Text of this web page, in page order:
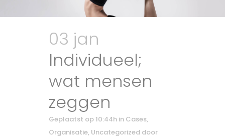
03 jan
Individueel;
wat mensen
zeggen
Geplaatst op 10:44h in Cases,
Organisatie, Uncategorized door